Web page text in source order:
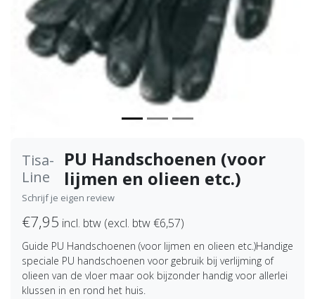
Tisa-
Line
PU Handschoenen (voor
lijmen en olieen etc.)
Schrijf je eigen review
€7,95 incl. btw (excl. btw €6,57)
Guide PU Handschoenen (voor lijmen en olieen etc.)Handige
speciale PU handschoenen voor gebruik bij verlijming of
olieen van de vloer maar ook bijzonder handig voor allerlei
klussen in en rond het huis.